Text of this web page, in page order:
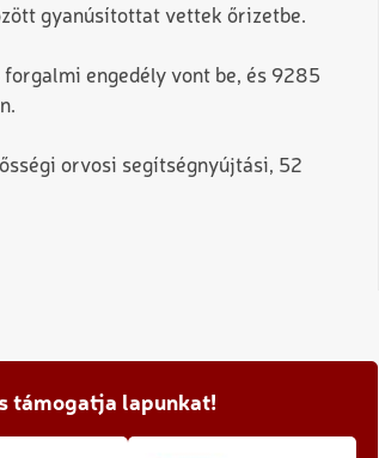
gyanúsítottat vettek őrizetbe.
engedély vont be, és 9285
orvosi segítségnyújtási, 52
támogatja lapunkat!